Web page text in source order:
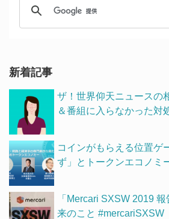
新着記事
ザ！世界仰天ニュースの
＆番組に入らなかった対
コインがもらえる位置ゲ
ず」とトークンエコノミ
「Mercari SXSW 2019
来のこと #mercariSXSW